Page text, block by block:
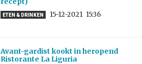
ETEN & DRINKEN 15-12-2021 15:36
Avant-gardist kookt in heropend
Ristorante La Liguria